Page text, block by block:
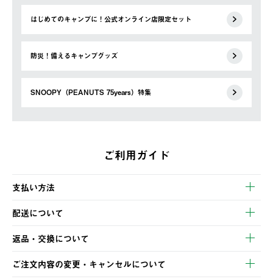
はじめてのキャンプに！公式オンライン店限定セット
防災！備えるキャンプグッズ
SNOOPY（PEANUTS 75years）特集
ご利用ガイド
支払い方法
以下のいずれかの方法でお支払いいただけます。
・クレジットカード決済
・コンビニ決済
・Pay-easy決済
配送について
【発送スケジュール】
ご注文・ご入金完了より2営業日以内に商品を発送いたします。
土日祝の発送はございませんので、木曜日以降のご注文は週明け
の発送となる場合がございます。
返品・交換について
※お客様都合の場合
ご注文内容の変更・キャンセルについて